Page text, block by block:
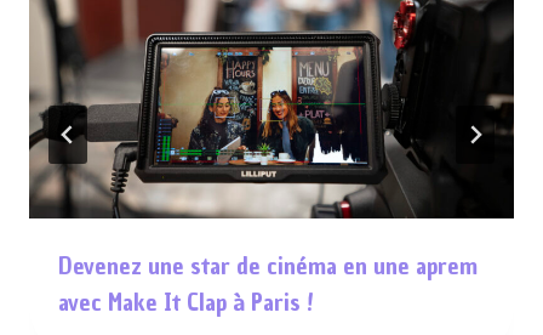
Devenez une star de cinéma en une aprem
avec Make It Clap à Paris !